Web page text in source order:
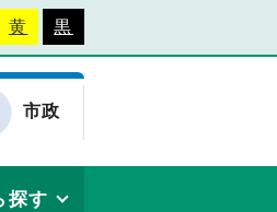
黄 黒
市政
探す